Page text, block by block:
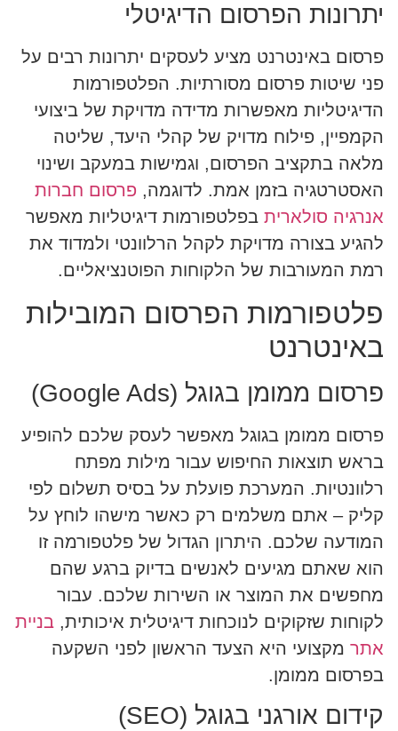
יתרונות הפרסום הדיגיטלי
פרסום באינטרנט מציע לעסקים יתרונות רבים על
פני שיטות פרסום מסורתיות. הפלטפורמות
הדיגיטליות מאפשרות מדידה מדויקת של ביצועי
הקמפיין, פילוח מדויק של קהלי היעד, שליטה
מלאה בתקציב הפרסום, וגמישות במעקב ושינוי
האסטרטגיה בזמן אמת. לדוגמה,פרסום חברות
אנרגיה סולאריתבפלטפורמות דיגיטליות מאפשר
להגיע בצורה מדויקת לקהל הרלוונטי ולמדוד את
רמת המעורבות של הלקוחות הפוטנציאליים.
פלטפורמות הפרסום המובילות
באינטרנט
פרסום ממומן בגוגל (Google Ads)
פרסום ממומן בגוגל מאפשר לעסק שלכם להופיע
בראש תוצאות החיפוש עבור מילות מפתח
רלוונטיות. המערכת פועלת על בסיס תשלום לפי
קליק – אתם משלמים רק כאשר מישהו לוחץ על
המודעה שלכם. היתרון הגדול של פלטפורמה זו
הוא שאתם מגיעים לאנשים בדיוק ברגע שהם
מחפשים את המוצר או השירות שלכם. עבור
לקוחות שזקוקים לנוכחות דיגיטלית איכותית,בניית
אתרמקצועי היא הצעד הראשון לפני השקעה
בפרסום ממומן.
קידום אורגני בגוגל (SEO)